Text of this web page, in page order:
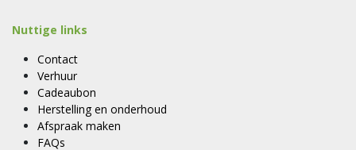
Nuttige links
Contact
Verhuur
Cadeaubon
Herstelling en onderhoud
Afspraak maken
FAQs